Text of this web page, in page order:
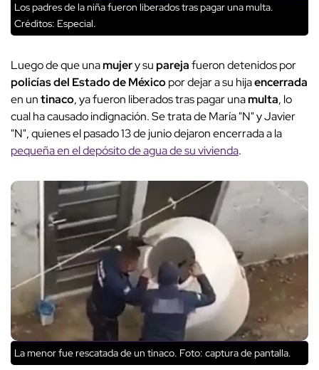
Los padres de la niña fueron liberados tras pagar una multa.
Créditos: Especial.
Luego de que unamujery suparejafueron detenidos por
policías del Estado de Méxicopor dejar a su hijaencerrada
en untinaco, ya fueron liberados tras pagar unamulta, lo
cual ha causado indignación. Se trata de María "N" y Javier
"N", quienes el pasado 13 de junio dejaron encerrada a la
pequeña en el depósito de agua de su vivienda.
La menor fue rescatada de un tinaco. Foto: captura de pantalla.